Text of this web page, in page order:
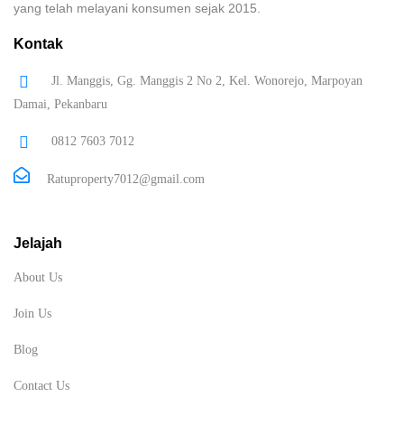
yang telah melayani konsumen sejak 2015.
Kontak
Jl. Manggis, Gg. Manggis 2 No 2, Kel. Wonorejo, Marpoyan
Damai, Pekanbaru
0812 7603 7012
Ratuproperty7012@gmail.com
Jelajah
About Us
Join Us
Blog
Contact Us